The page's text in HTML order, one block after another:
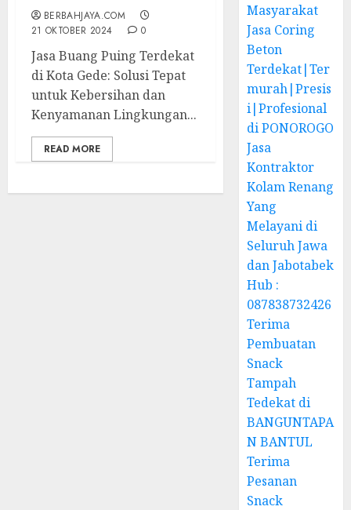
BERBAHJAYA.COM
21 OKTOBER 2024
0
Jasa Buang Puing Terdekat
di Kota Gede: Solusi Tepat
untuk Kebersihan dan
Kenyamanan Lingkungan...
READ MORE
Masyarakat
Jasa Coring
Beton
Terdekat|Ter
murah|Presis
i|Profesional
di PONOROGO
Jasa
Kontraktor
Kolam Renang
Yang
Melayani di
Seluruh Jawa
dan Jabotabek
Hub :
087838732426
Terima
Pembuatan
Snack
Tampah
Tedekat di
BANGUNTAPA
N BANTUL
Terima
Pesanan
Snack